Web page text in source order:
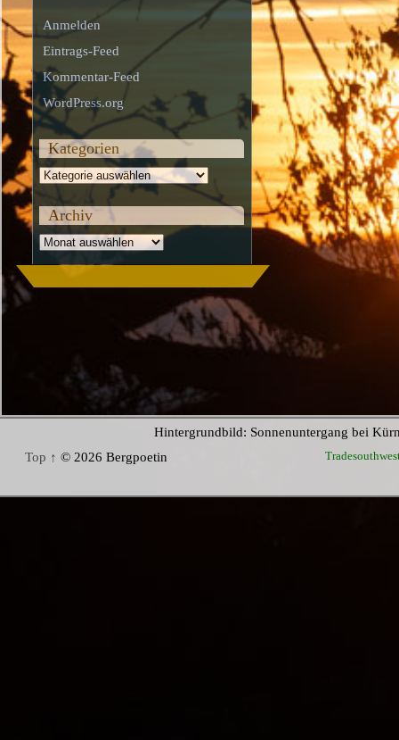
Anmelden
Eintrags-Feed
Kommentar-Feed
WordPress.org
Kategorien
Kategorien
Archiv
Archiv
Hintergrundbild: Sonnenuntergang bei
Top ↑ © 2026 Bergpoetin